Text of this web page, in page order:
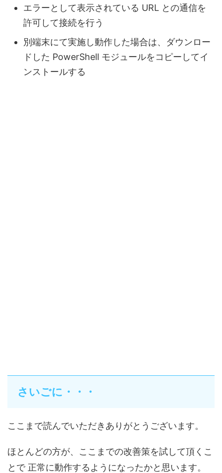
エラーとして表示されている URL との通信を
許可して接続を行う
別端末にて実施し動作した場合は、ダウンロー
ドした PowerShell モジュールをコピーしてイ
ンストールする
さいごに・・・
ここまで読んでいただきありがとうございます。
ほとんどの方が、ここまでの改善策を試して頂くこ
とで 正常に動作するようになったかと思います。